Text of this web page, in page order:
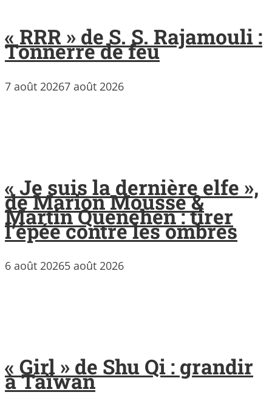
« RRR » de S. S. Rajamouli :
Tonnerre de feu
7 août 20267 août 2026
« Je suis la dernière elfe »,
de Marion Mousse &
Martin Quenehen : tirer
l’épée contre les ombres
6 août 20265 août 2026
« Girl » de Shu Qi : grandir
à Taïwan